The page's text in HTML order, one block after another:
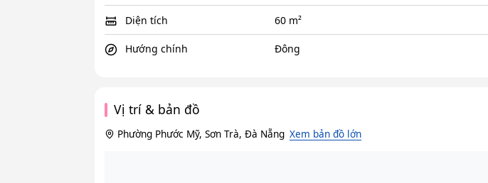
Diện tích 60 m²
Hướng chính Đông
Vị trí & bản đồ
Phường Phước Mỹ, Sơn Trà, Đà Nẵng Xem bản đồ lớn